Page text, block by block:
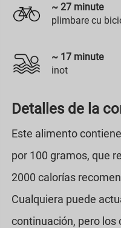
~ 27 minute
plimbare cu
~ 17 minute
inot
Detalles de la
Este alimento contiene
por 100 gramos, que
2000 calorías
Cualquiera puede
continuación, pero los